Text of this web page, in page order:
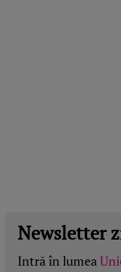
Newsletter
Intră în lumea